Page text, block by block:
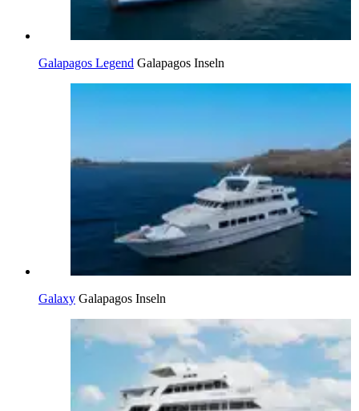
Galapagos Legend Galapagos Inseln
Galaxy Galapagos Inseln